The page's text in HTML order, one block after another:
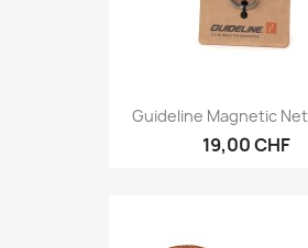
Guideline Magnetic
19,00 CHF